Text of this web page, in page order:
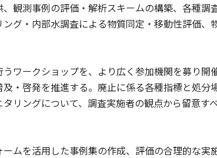
観測事例の評価・解析スキームの構築、各種調
グ・内部水調査による物質同定・移動性評価、
ワークショップを、より広く参加機関を募り開
・啓発を推進する。廃止に係る各種指標と処分
リングについて、調査実施者の観点から留意す
ムを活用した事例集の作成、評価の合理的な実